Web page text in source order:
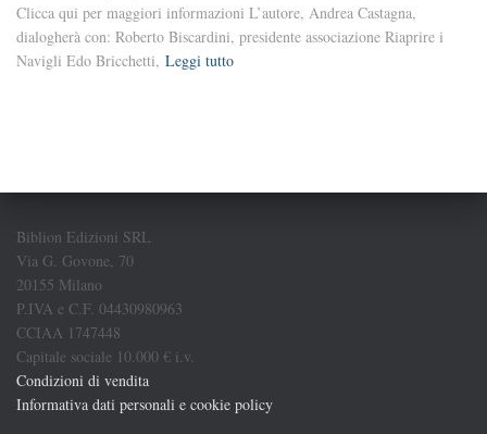
Clicca qui per maggiori informazioni L’autore, Andrea Castagna,
dialogherà con: Roberto Biscardini, presidente associazione Riaprire i
Navigli Edo Bricchetti, Leggi tutto
Biblion Edizioni SRL
Via G. Govone, 70
20155 Milano
P.IVA e C.F. 04430980963
CCIAA 1747448
Capitale sociale 10.000 € i.v.
Condizioni di vendita
Informativa dati personali e cookie policy